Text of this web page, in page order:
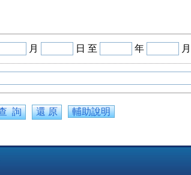
月 日 至 年 月
輔助說明